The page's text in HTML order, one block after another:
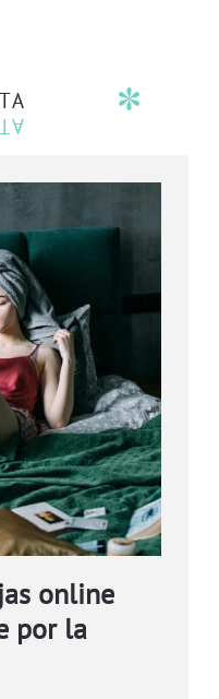
online
por la